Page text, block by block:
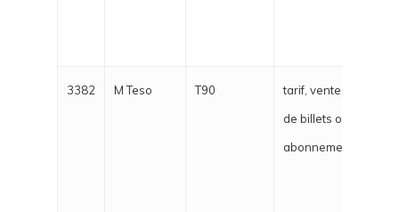
3382 M Teso T90
tarif, vente
de billets ou
abonnement